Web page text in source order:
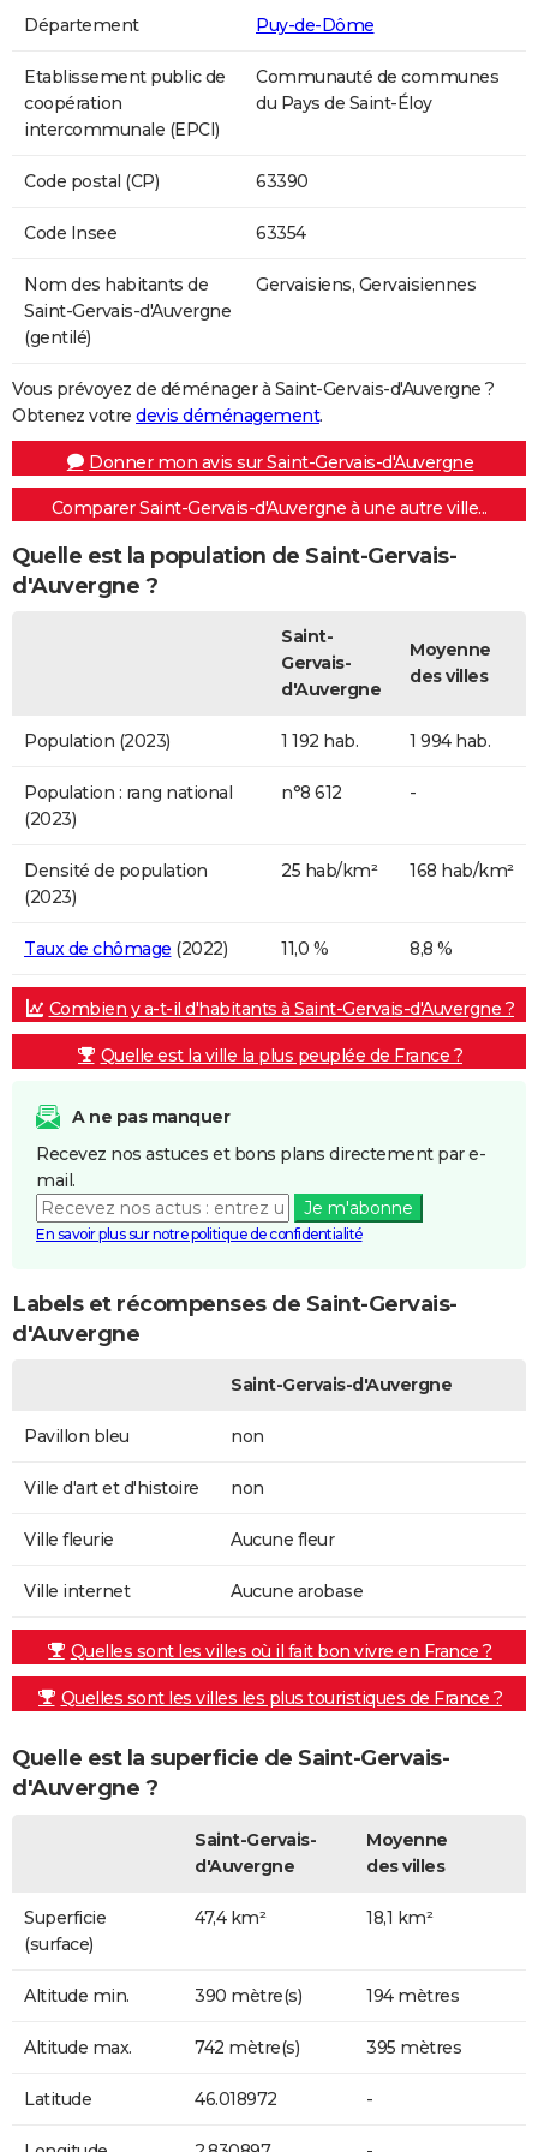
Département Puy-de-Dôme
Etablissement public de
coopération
intercommunale (EPCI)
Communauté de communes
du Pays de Saint-Éloy
Code postal (CP) 63390
Code Insee 63354
Nom des habitants de
Saint-Gervais-d'Auvergne
(gentilé)
Gervaisiens, Gervaisiennes
Vous prévoyez de déménager à Saint-Gervais-d'Auvergne ?
Obtenez votre devis déménagement.
Donner mon avis sur Saint-Gervais-d'Auvergne
Comparer Saint-Gervais-d'Auvergne à une autre ville...
Quelle est la population de Saint-Gervais-
d'Auvergne ?
Saint-
Gervais-
d'Auvergne
Moyenne
des villes
Population (2023) 1 192 hab. 1 994 hab.
Population : rang national
(2023)
n°8 612 -
Densité de population
(2023)
25 hab/km² 168 hab/km²
Taux de chômage (2022) 11,0 % 8,8 %
Combien y a-t-il d'habitants à Saint-Gervais-d'Auvergne ?
Quelle est la ville la plus peuplée de France ?
A ne pas manquer
Recevez nos astuces et bons plans directement par e-
mail.
Je m'abonne
En savoir plus sur notre politique de confidentialité
Labels et récompenses de Saint-Gervais-
d'Auvergne
Saint-Gervais-d'Auvergne
Pavillon bleu non
Ville d'art et d'histoire non
Ville fleurie Aucune fleur
Ville internet Aucune arobase
Quelles sont les villes où il fait bon vivre en France ?
Quelles sont les villes les plus touristiques de France ?
Quelle est la superficie de Saint-Gervais-
d'Auvergne ?
Saint-Gervais-
d'Auvergne
Moyenne
des villes
Superficie
(surface)
47,4 km² 18,1 km²
Altitude min. 390 mètre(s) 194 mètres
Altitude max. 742 mètre(s) 395 mètres
Latitude 46.018972 -